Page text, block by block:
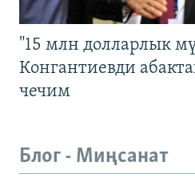
"15 млн долларлык
Конгантиевди
чечим
Блог - Миңсанат